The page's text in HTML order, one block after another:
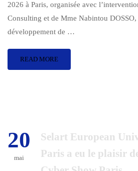
2026 à Paris, organisée avec
Consulting et de Mme Nabintou DOSSO,
développement de …
READ MORE
20
mai
Selart European
Paris a eu le plaisir